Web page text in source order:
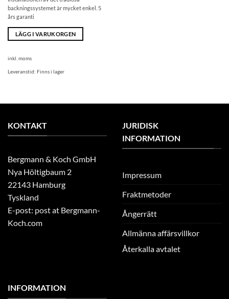
backningssystemet är mycket enkel. 5
års garanti
LÄGG I VARUKORGEN
inkl. moms
Leveranstid: Finns i lager
KONTAKT
Bergmann & Koch GmbH
Nya Höltigbaum 2
22143 Hamburg
Tyskland
E-post: post at Bergmann-
Koch.com
JURIDISK
INFORMATION
Impressum
Fraktmetoder
Ångerrätt
Allmänna affärsvillkor
Återkalla avtalet
INFORMATION